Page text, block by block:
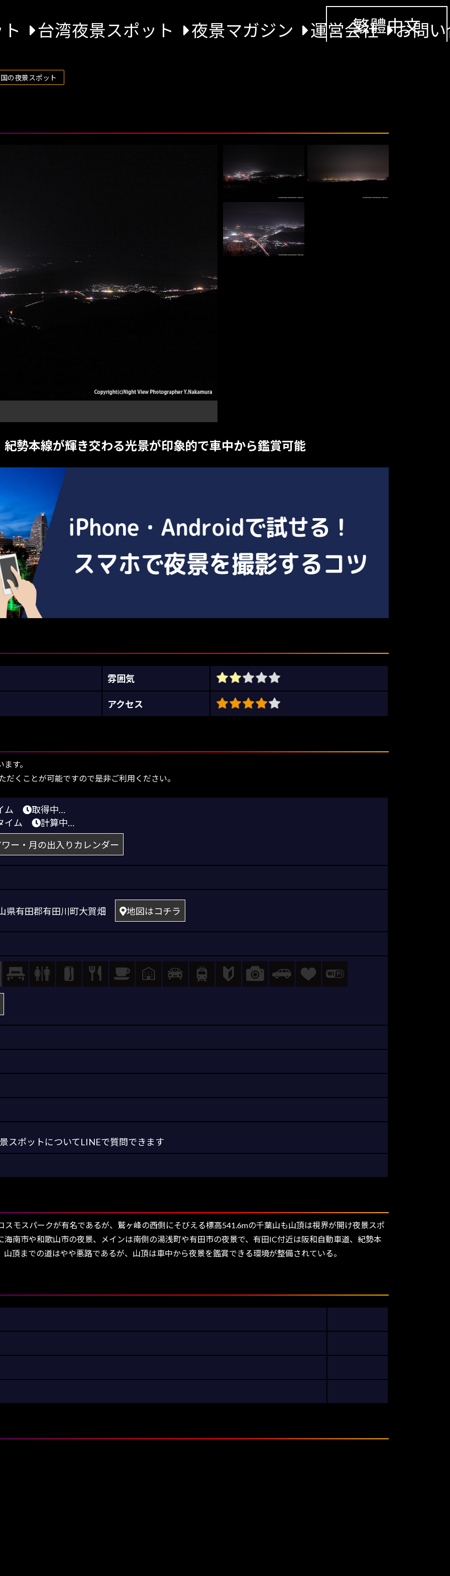
台湾夜景スポット 夜景マガジン 運営会社 お問
繁體中文
の夜景スポット
勢本線が輝き交わる光景が印象的で車中から鑑賞可能
雰囲気
アクセス
す。
だくことが可能ですので是非ご利用ください。
ム
取得中…
イム
計算中…
ー・月の出入りカレンダー
県有田郡有田川町大賀畑 地図はコチラ
ポットについてLINEで質問できます
モスパークが有名であるが、鷲ヶ峰の西側にそびえる標高541.6mの千葉山も山頂は視界が開け夜景スポ
南市や和歌山市の夜景、メインは南側の湯浅町や有田市の夜景で、有田IC付近は阪和自動車道、紀勢本
頂までの道はやや悪路であるが、山頂は車中から夜景を鑑賞できる環境が整備されている。